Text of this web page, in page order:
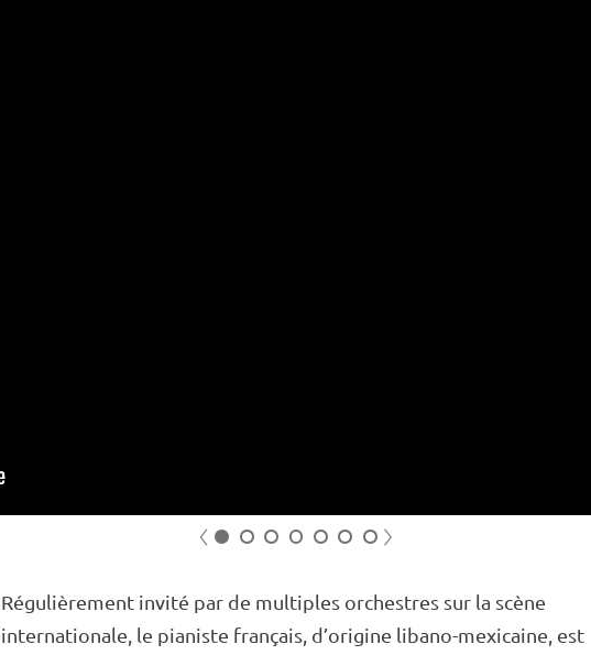
1 2 3 4
Régu­­liè­­re­­ment invité par de multiples orchestres sur la scène
inter­­­na­­tio­­nale, le pianiste français, d’ori­gine libano-mexi­­caine, est